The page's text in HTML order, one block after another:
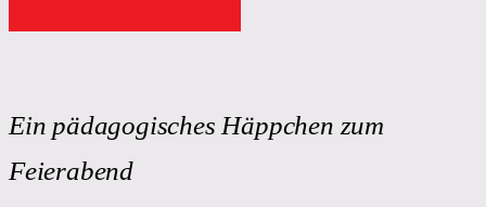
Ein pädagogisches Häppchen zum
Feierabend